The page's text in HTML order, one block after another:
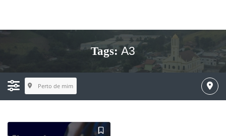
Tags:A3
Perto de mim